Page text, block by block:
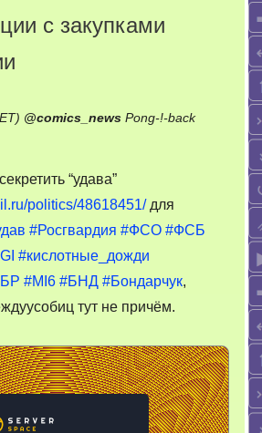
с закупками
@comics_news Pong-!-back
“удава”
politics/48618451/для
#Росгвардия #ФСО #ФСБ
#кислотные_дожди
#MI6 #БНД #Бондарчук,
тут не причём.